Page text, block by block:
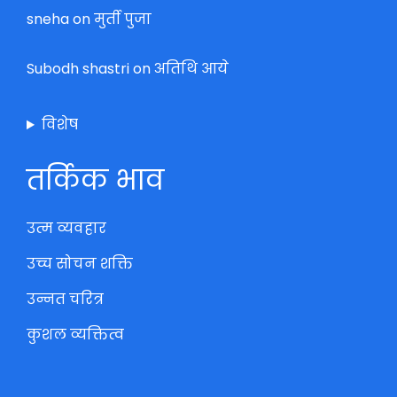
snehaonमुर्ती पुजा
Subodh shastrionअतिथि आये
विशेष
तर्किक भाव
उत्म व्यवहार
उच्च सोचन शक्ति
उन्नत चरित्र
कुशल व्यक्तित्व